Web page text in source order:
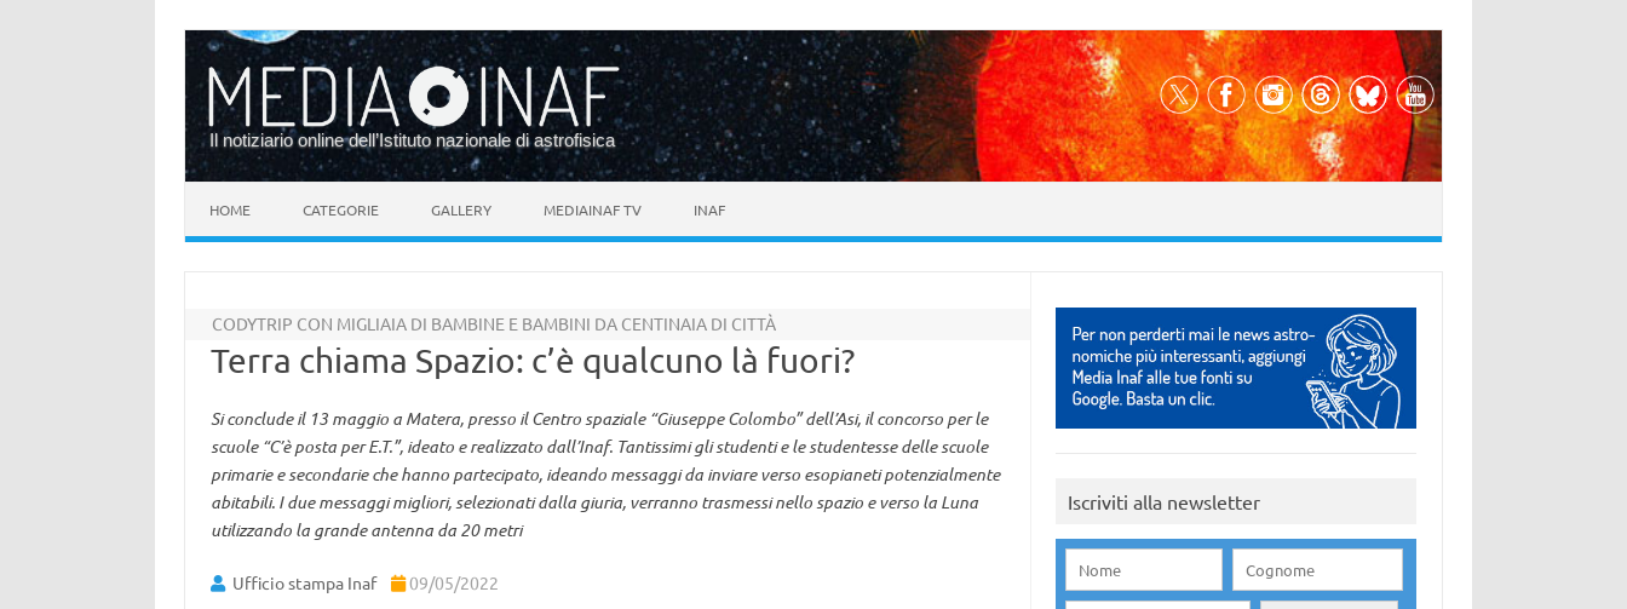
Il notiziario online dell’Istituto nazionale di astrofisica
HOME CATEGORIE GALLERY MEDIAINAF TV INAF
CODYTRIP CON MIGLIAIA DI BAMBINE E BAMBINI DA CENTINAIA DI CITTÀ
Terra chiama Spazio: c’è qualcuno là fuori?
Si conclude il 13 maggio a Matera, presso il Centro spaziale “Giuseppe Colombo” dell’Asi, il concorso per le
scuole “C’è posta per E.T.”, ideato e realizzato dall’Inaf. Tantissimi gli studenti e le studentesse delle scuole
primarie e secondarie che hanno partecipato, ideando messaggi da inviare verso esopianeti potenzialmente
abitabili. I due messaggi migliori, selezionati dalla giuria, verranno trasmessi nello spazio e verso la Luna
utilizzando la grande antenna da 20 metri
Ufficio stampa Inaf 09/05/2022
Iscriviti alla newsletter